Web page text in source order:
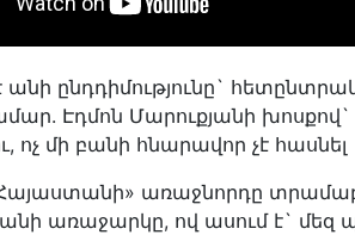
անի ընդդիմությունը`
Էդմոն Մարուքյանի
ոչ մի բանի հնարավոր չէ հասնել
Հայաստանի» առաջնորդը
առաջարկը, ով ասում է` մեզ